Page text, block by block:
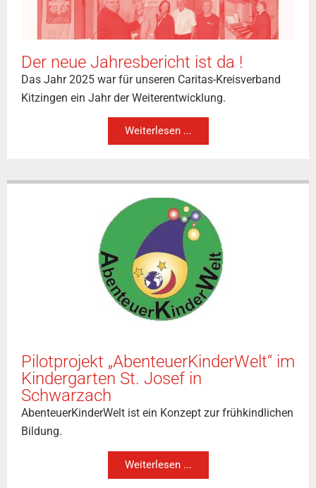
Der neue Jahresbericht ist da !
Das Jahr 2025 war für unseren Caritas-Kreisverband
Kitzingen ein Jahr der Weiterentwicklung.
Weiterlesen ...
Pilotprojekt „AbenteuerKinderWelt“ im
Kindergarten St. Josef in
Schwarzach
AbenteuerKinderWelt ist ein Konzept zur frühkindlichen
Bildung.
Weiterlesen ...